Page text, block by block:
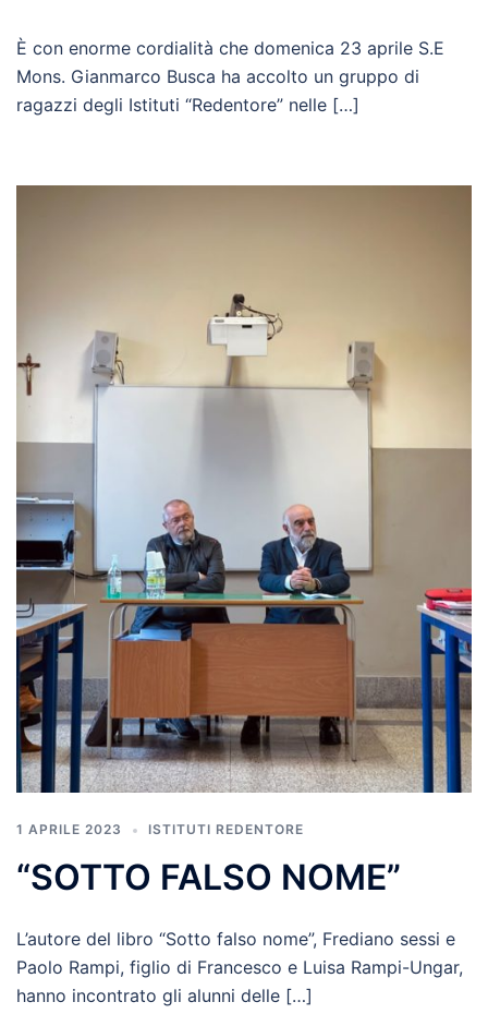
È con enorme cordialità che domenica 23 aprile S.E
Mons. Gianmarco Busca ha accolto un gruppo di
ragazzi degli Istituti “Redentore” nelle […]
1 APRILE 2023 ISTITUTI REDENTORE
“SOTTO FALSO NOME”
L’autore del libro “Sotto falso nome”, Frediano sessi e
Paolo Rampi, figlio di Francesco e Luisa Rampi-Ungar,
hanno incontrato gli alunni delle […]